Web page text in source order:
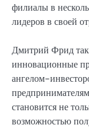
филиалы в
лидеров в своей
Дмитрий Фрид
инновационные
ангелом-
становится не
возможностью